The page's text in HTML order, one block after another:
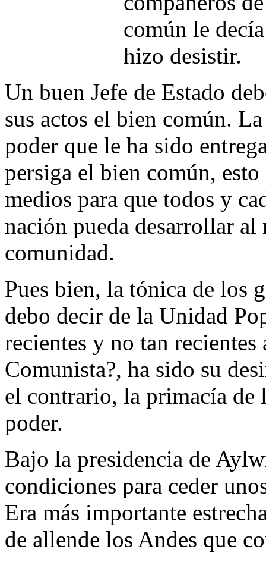
común le
hizo desistir.
Un buen Jefe de Estado
sus actos el bien común.
poder que le ha sido
persiga el bien común,
medios para que todos y
nación pueda desarrollar
comunidad.
Pues bien, la tónica de los
debo decir de la Unidad
recientes y no tan
Comunista?, ha sido su
el contrario, la primacía
poder.
Bajo la presidencia de
condiciones para ceder
Era más importante
de allende los Andes que